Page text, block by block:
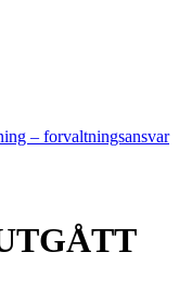
– forvaltningsansvar